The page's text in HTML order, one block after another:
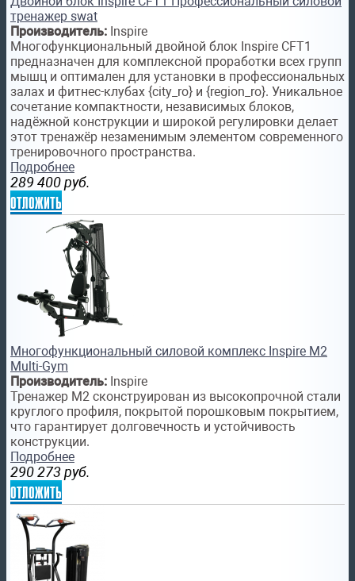
тренажер swat
Производитель: Inspire
Многофункциональный двойной блок Inspire CFT1
предназначен для комплексной проработки всех групп
мышц и оптимален для установки в профессиональных
залах и фитнес-клубах {city_ro} и {region_ro}. Уникальное
сочетание компактности, независимых блоков,
надёжной конструкции и широкой регулировки делает
этот тренажёр незаменимым элементом современного
тренировочного пространства.
Подробнее
289 400 руб.
отложить
Многофункциональный силовой комплекс Inspire M2
Multi-Gym
Производитель: Inspire
Тренажер M2 сконструирован из высокопрочной стали
круглого профиля, покрытой порошковым покрытием,
что гарантирует долговечность и устойчивость
конструкции.
Подробнее
290 273 руб.
отложить